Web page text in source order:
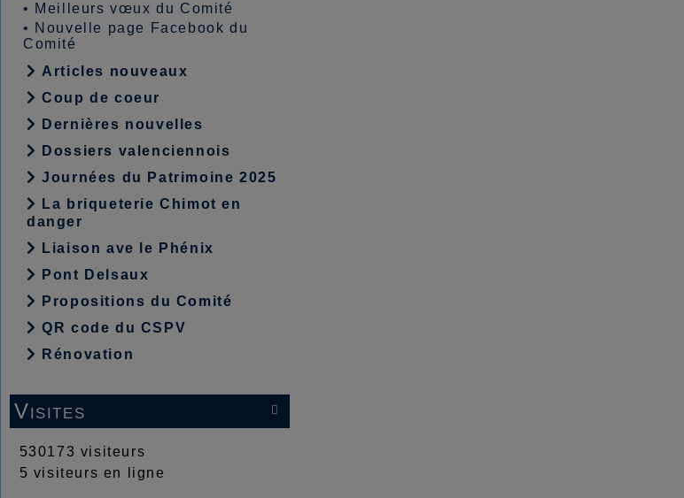
• Meilleurs vœux du Comité
• Nouvelle page Facebook du
Comité
Articles nouveaux
Coup de coeur
Dernières nouvelles
Dossiers valenciennois
Journées du Patrimoine 2025
La briqueterie Chimot en
danger
Liaison ave le Phénix
Pont Delsaux
Propositions du Comité
QR code du CSPV
Rénovation

Visites
530173 visiteurs
5 visiteurs en ligne